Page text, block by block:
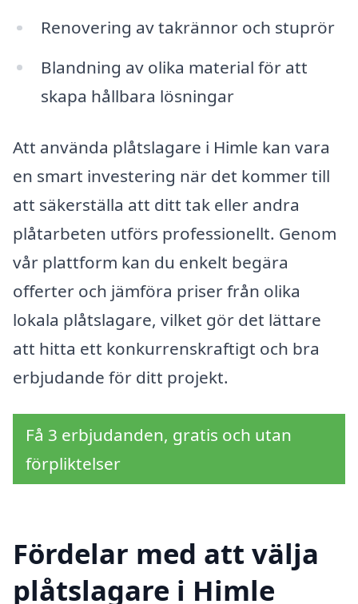
Renovering av takrännor och stuprör
Blandning av olika material för att
skapa hållbara lösningar
Att använda plåtslagare i Himle kan vara
en smart investering när det kommer till
att säkerställa att ditt tak eller andra
plåtarbeten utförs professionellt. Genom
vår plattform kan du enkelt begära
offerter och jämföra priser från olika
lokala plåtslagare, vilket gör det lättare
att hitta ett konkurrenskraftigt och bra
erbjudande för ditt projekt.
Få 3 erbjudanden, gratis och utan
förpliktelser
Fördelar med att välja
plåtslagare i Himle